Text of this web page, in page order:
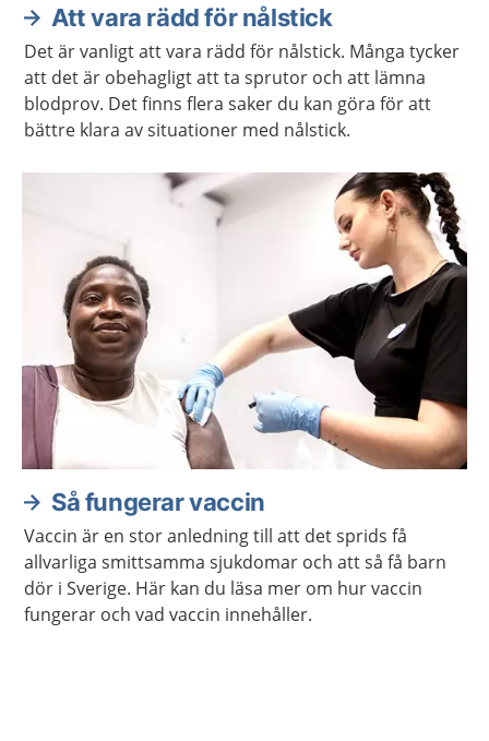
Att vara rädd för nålstick
Det är vanligt att vara rädd för nålstick. Många tycker
att det är obehagligt att ta sprutor och att lämna
blodprov. Det finns flera saker du kan göra för att
bättre klara av situationer med nålstick.
Så fungerar vaccin
Vaccin är en stor anledning till att det sprids få
allvarliga smittsamma sjukdomar och att så få barn
dör i Sverige. Här kan du läsa mer om hur vaccin
fungerar och vad vaccin innehåller.